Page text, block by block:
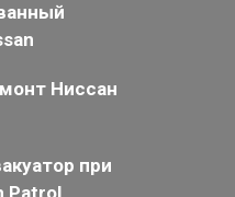
Ниссан
при
Patrol